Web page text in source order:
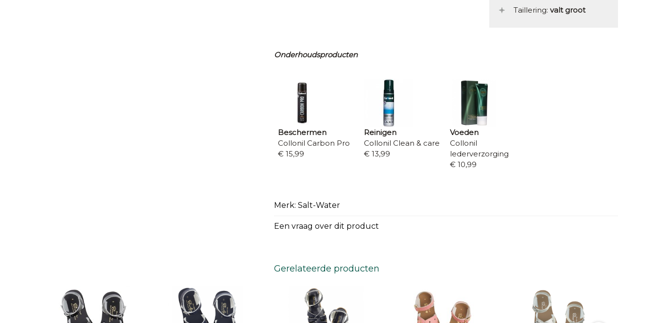
Taillering: valt groot
Onderhoudsproducten
Beschermen
Collonil Carbon Pro
€ 15,99
Reinigen
Collonil Clean & care
€ 13,99
Voeden
Collonil
lederverzorging
€ 10,99
Merk: Salt-Water
Een vraag over dit product
Gerelateerde producten